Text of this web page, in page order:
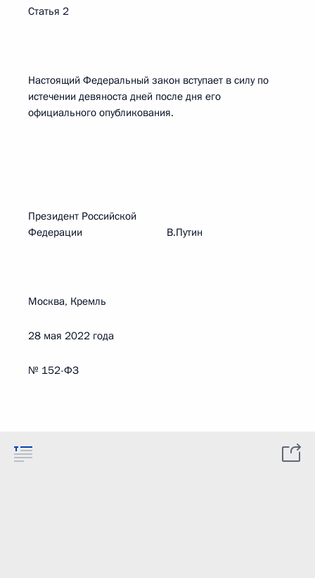
Статья 2
Настоящий Федеральный закон вступает в силу по
истечении девяноста дней после дня его
официального опубликования.
Президент Российской
Федерации В.Путин
Москва, Кремль
28 мая 2022 года
№ 152-ФЗ